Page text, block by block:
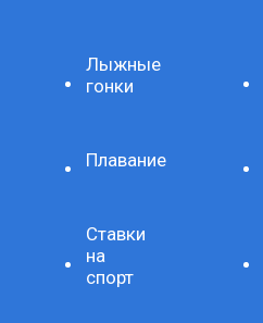
Лыжные
гонки
Плавание
Ставки
на
спорт